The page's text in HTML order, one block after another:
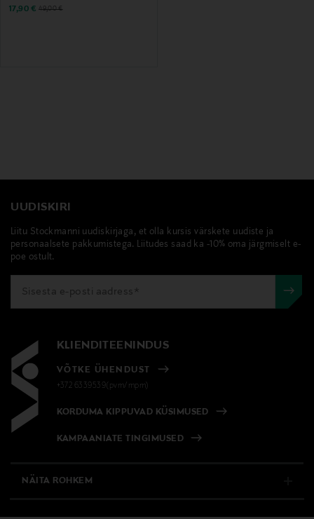
Discounted Price
17,90 € Original Price
49,00 €
UUDISKIRI
Liitu Stockmanni uudiskirjaga, et olla kursis värskete uudiste ja
personaalsete pakkumistega. Liitudes saad ka -10% oma järgmiselt e-
poe ostult.
KLIENDITEENINDUS
VÕTKE ÜHENDUST
+372 6339539(pvm/mpm)
KORDUMA KIPPUVAD KÜSIMUSED
KAMPAANIATE TINGIMUSED
NÄITA ROHKEM